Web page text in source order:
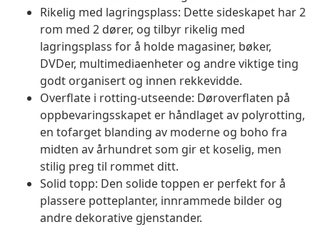
Rikelig med lagringsplass: Dette sideskapet har 2
rom med 2 dører, og tilbyr rikelig med
lagringsplass for å holde magasiner, bøker,
DVDer, multimediaenheter og andre viktige ting
godt organisert og innen rekkevidde.
Overflate i rotting-utseende: Døroverflaten på
oppbevaringsskapet er håndlaget av polyrotting,
en tofarget blanding av moderne og boho fra
midten av århundret som gir et koselig, men
stilig preg til rommet ditt.
Solid topp: Den solide toppen er perfekt for å
plassere potteplanter, innrammede bilder og
andre dekorative gjenstander.